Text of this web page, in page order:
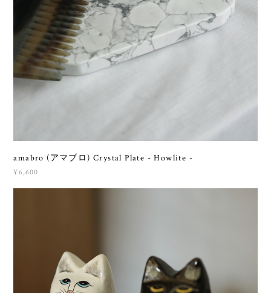
amabro (アマブロ) Crystal Plate - Howlite -
¥6,600